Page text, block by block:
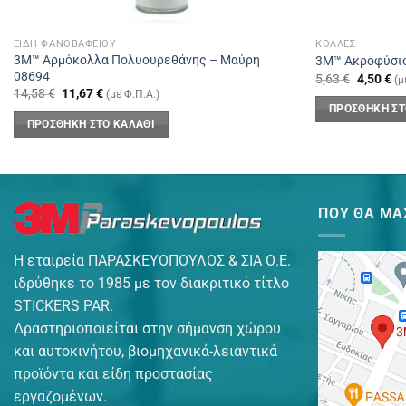
ΕΊΔΗ ΦΑΝΟΒΑΦΕΊΟΥ
3Μ™ Αρμόκολλα Πολυουρεθάνης – Μαύρη
08694
14,58€ Original
was:
14,58 €.
11,67€Η
τρέχουσα
τιμή
είναι:
(με Φ.Π.Α.)
ΠΡΟΣΘΉΚΗ ΣΤΟ ΚΑΛΆΘΙ
ΚΌΛΛΕΣ
3Μ™
5,63€ Original
was:
5,63 €.
4,50€Η
ΠΡΟΣΘΉΚΗ
Η εταιρεία ΠΑΡΑΣΚΕΥΟΠΟΥΛΟΣ & ΣΙΑ Ο.Ε.
ιδρύθηκε το 1985 με τον διακριτικό τίτλο
STICKERS PAR.
Δραστηριοποιείται στην σήμανση χώρου
και αυτοκινήτου, βιομηχανικά-λειαντικά
προϊόντα και είδη προστασίας
εργαζομένων.
ΠΟΥ ΘΑ